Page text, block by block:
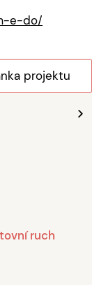
ruch
e-do/
projektu